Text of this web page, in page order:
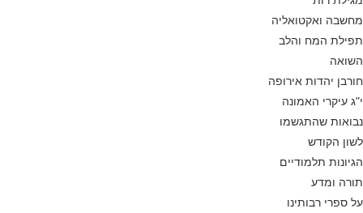
מחשבה ואקטואליה
תפילת המח והלב
השואה
חורבן יהדות אירופה
י”ג עיקרי האמונה
נבואות שהתגשמו
לשון הקודש
הגיונות תלמודיים
תורה ומדע
על ספרי רבותינו